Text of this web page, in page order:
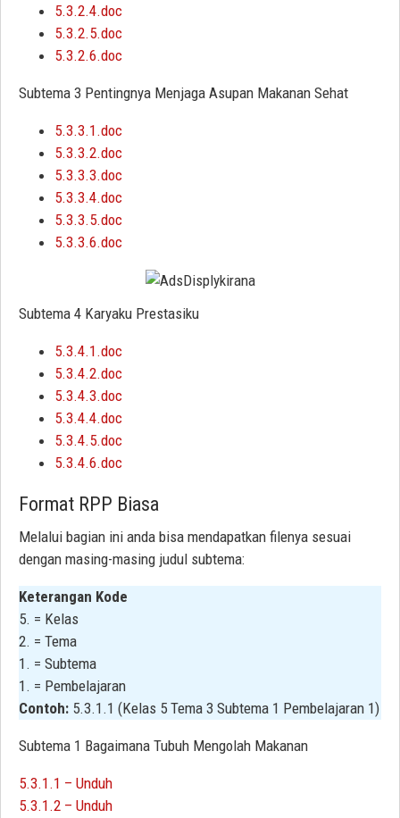
5.3.2.4.doc
5.3.2.5.doc
5.3.2.6.doc
Subtema 3 Pentingnya Menjaga Asupan Makanan Sehat
5.3.3.1.doc
5.3.3.2.doc
5.3.3.3.doc
5.3.3.4.doc
5.3.3.5.doc
5.3.3.6.doc
Subtema 4 Karyaku Prestasiku
5.3.4.1.doc
5.3.4.2.doc
5.3.4.3.doc
5.3.4.4.doc
5.3.4.5.doc
5.3.4.6.doc
Format RPP Biasa
Melalui bagian ini anda bisa mendapatkan filenya sesuai
dengan masing-masing judul subtema:
Keterangan Kode
5. = Kelas
2. = Tema
1. = Subtema
1. = Pembelajaran
Contoh: 5.3.1.1 (Kelas 5 Tema 3 Subtema 1 Pembelajaran 1)
Subtema 1 Bagaimana Tubuh Mengolah Makanan
5.3.1.1 – Unduh
5.3.1.2 – Unduh